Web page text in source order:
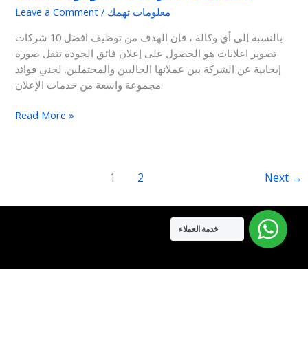
Leave a Comment / معلومات تهمك
بالنسبة إلى أي وكالة ، فإن الهدف من توظيف افضل 10 شركات
تصوير اعلانات هو الحصول على إعلان فائق الجودة تنقل صورة
إيجابية عن الشركة بين عملائها الحاليين والمحتملين. لجني فوائد
مجموعة واسعة من خدمات الإعلان.
اعلانات
Read More »
1 2 Next →
خدمة العملاء